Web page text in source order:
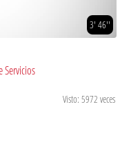
3' 46''
Servicios
Visto: 5972 veces